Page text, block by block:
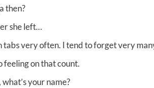
then?
she left…
tabs very often. I tend to forget very
feeling on that count.
your name?